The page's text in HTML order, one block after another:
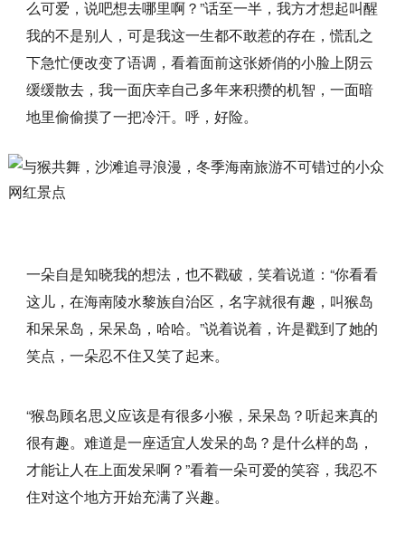
么可爱，说吧想去哪里啊？”话至一半，我方才想起叫醒
我的不是别人，可是我这一生都不敢惹的存在，慌乱之
下急忙便改变了语调，看着面前这张娇俏的小脸上阴云
缓缓散去，我一面庆幸自己多年来积攒的机智，一面暗
地里偷偷摸了一把冷汗。呼，好险。
一朵自是知晓我的想法，也不戳破，笑着说道：“你看看
这儿，在海南陵水黎族自治区，名字就很有趣，叫猴岛
和呆呆岛，呆呆岛，哈哈。”说着说着，许是戳到了她的
笑点，一朵忍不住又笑了起来。
“猴岛顾名思义应该是有很多小猴，呆呆岛？听起来真的
很有趣。难道是一座适宜人发呆的岛？是什么样的岛，
才能让人在上面发呆啊？”看着一朵可爱的笑容，我忍不
住对这个地方开始充满了兴趣。